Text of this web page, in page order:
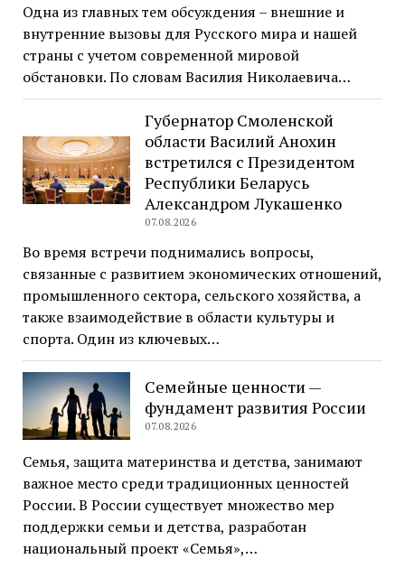
Одна из главных тем обсуждения – внешние и
внутренние вызовы для Русского мира и нашей
страны с учетом современной мировой
обстановки. По словам Василия Николаевича…
Губернатор Смоленской
области Василий Анохин
встретился с Президентом
Республики Беларусь
Александром Лукашенко
07.08.2026
Во время встречи поднимались вопросы,
связанные с развитием экономических отношений,
промышленного сектора, сельского хозяйства, а
также взаимодействие в области культуры и
спорта. Один из ключевых…
Семейные ценности —
фундамент развития России
07.08.2026
Семья, защита материнства и детства, занимают
важное место среди традиционных ценностей
России. В России существует множество мер
поддержки семьи и детства, разработан
национальный проект «Семья»,…